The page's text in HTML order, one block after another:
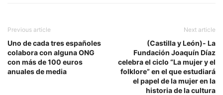
Previous article
Uno de cada tres españoles
colabora con alguna ONG
con más de 100 euros
anuales de media
Next article
(Castilla y León)- La
Fundación Joaquín Díaz
celebra el ciclo “La mujer y el
folklore” en el que estudiará
el papel de la mujer en la
historia de la cultura